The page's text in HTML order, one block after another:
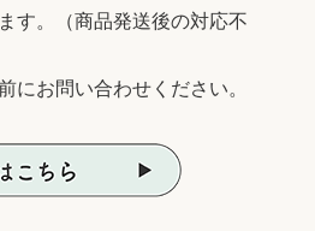
す。（商品発送後の対応不
にお問い合わせください。